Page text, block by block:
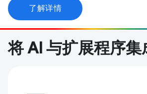
了解详情
将 AI 与扩展程序集